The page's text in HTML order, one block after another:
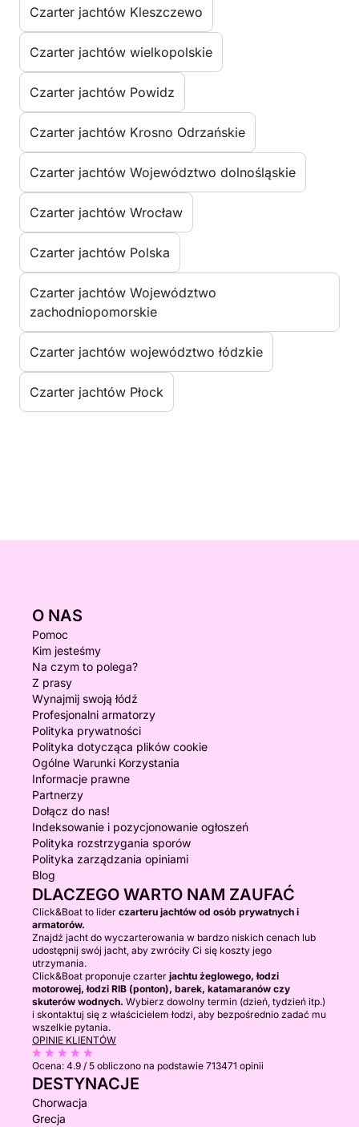
Czarter jachtów Kleszczewo
Czarter jachtów wielkopolskie
Czarter jachtów Powidz
Czarter jachtów Krosno Odrzańskie
Czarter jachtów Województwo dolnośląskie
Czarter jachtów Wrocław
Czarter jachtów Polska
Czarter jachtów Województwo
zachodniopomorskie
Czarter jachtów województwo łódzkie
Czarter jachtów Płock
O NAS
Pomoc
Kim jesteśmy
Na czym to polega?
Z prasy
Wynajmij swoją łódź
Profesjonalni armatorzy
Polityka prywatności
Polityka dotycząca plików cookie
Ogólne Warunki Korzystania
Informacje prawne
Partnerzy
Dołącz do nas!
Indeksowanie i pozycjonowanie ogłoszeń
Polityka rozstrzygania sporów
Polityka zarządzania opiniami
Blog
DLACZEGO WARTO NAM ZAUFAĆ
Click&Boat to lider czarteru jachtów od osób prywatnych i
armatorów.
Znajdź jacht do wyczarterowania w bardzo niskich cenach lub
udostępnij swój jacht, aby zwróciły Ci się koszty jego
utrzymania.
Click&Boat proponuje czarter jachtu żeglowego, łodzi
motorowej, łodzi RIB (ponton), barek, katamaranów czy
skuterów wodnych. Wybierz dowolny termin (dzień, tydzień itp.)
i skontaktuj się z właścicielem łodzi, aby bezpośrednio zadać mu
wszelkie pytania.
OPINIE KLIENTÓW
Ocena: 4.9 / 5 obliczono na podstawie 713471 opinii
DESTYNACJE
Chorwacja
Grecja